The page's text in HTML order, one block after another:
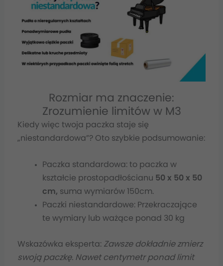
Rozmiar ma znaczenie:
Zrozumienie limitów w M3
Kiedy więc twoja paczka staje się
„niestandardowa”? Oto szybkie podsumowanie:
Paczka standardowa: to paczka w
kształcie prostopadłościanu 50 x 50 x 50
cm, suma wymiarów 150cm.
Paczki niestandardowe: Przekraczające
te wymiary lub ważące ponad 30 kg
Wskazówka eksperta: Zawsze dokładnie zmierz
swoją paczkę. Nawet centymetr ponad limit